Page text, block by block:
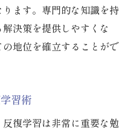
ます。専門的な知識を持
決策を提供しやすくな
地位を確立することがで
習術
復学習は非常に重要な勉